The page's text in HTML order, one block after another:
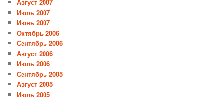
Август 2007
Июль 2007
Июнь 2007
Октябрь 2006
Сентябрь 2006
Август 2006
Июль 2006
Сентябрь 2005
Август 2005
Июль 2005